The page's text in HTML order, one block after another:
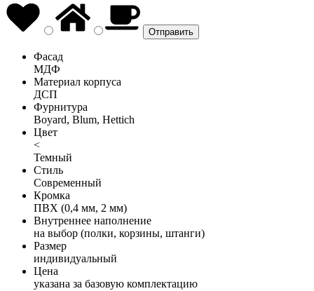
Фасад
МДФ
Материал корпуса
ДСП
Фурнитура
Boyard, Blum, Hettich
Цвет
<
Темный
Стиль
Современный
Кромка
ПВХ (0,4 мм, 2 мм)
Внутреннее наполнение
на выбор (полки, корзины, штанги)
Размер
индивидуальный
Цена
указана за базовую комплектацию